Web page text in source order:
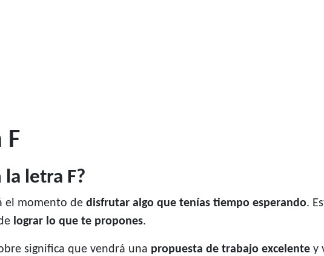
F
letra F?
el momento de disfrutar algo que tenías tiempo esperando.
lograr lo que te propones.
significa que vendrá una propuesta de trabajo excelente y